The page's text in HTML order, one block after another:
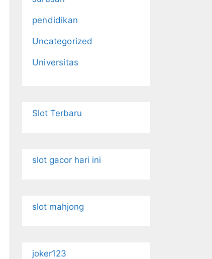
pendidikan
Uncategorized
Universitas
Slot Terbaru
slot gacor hari ini
slot mahjong
joker123